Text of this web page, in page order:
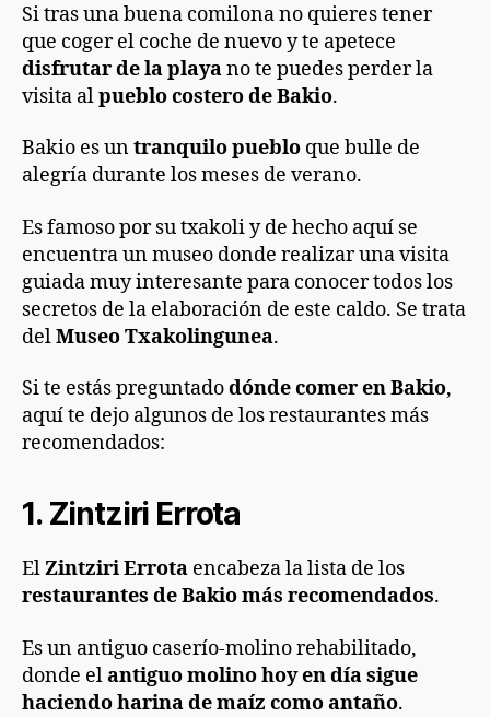
Si tras una buena comilona no quieres tener
que coger el coche de nuevo y te apetece
disfrutar de la playano te puedes perder la
visita alpueblo costero de Bakio.
Bakio es untranquilo pueblo que bulle de
alegría durante los meses de verano.
Es famoso por su txakoli y de hecho aquí se
encuentra un museo donde realizar una visita
guiada muy interesante para conocer todos los
secretos de la elaboración de este caldo. Se trata
delMuseo Txakolingunea.
Si te estás preguntadodónde comer en Bakio,
aquí te dejo algunos de los restaurantes más
recomendados:
1. Zintziri Errota
ElZintziri Errota encabeza la lista de los
restaurantes de Bakio más recomendados.
Es un antiguo caserío-molino rehabilitado,
donde elantiguo molino hoy en día sigue
haciendo harina de maíz como antaño.